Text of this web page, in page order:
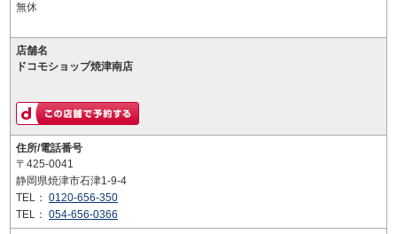
無休
店舗名
ドコモショップ焼津南店
住所/電話番号
〒425-0041
静岡県焼津市石津1-9-4
TEL： 0120-656-350
TEL： 054-656-0366